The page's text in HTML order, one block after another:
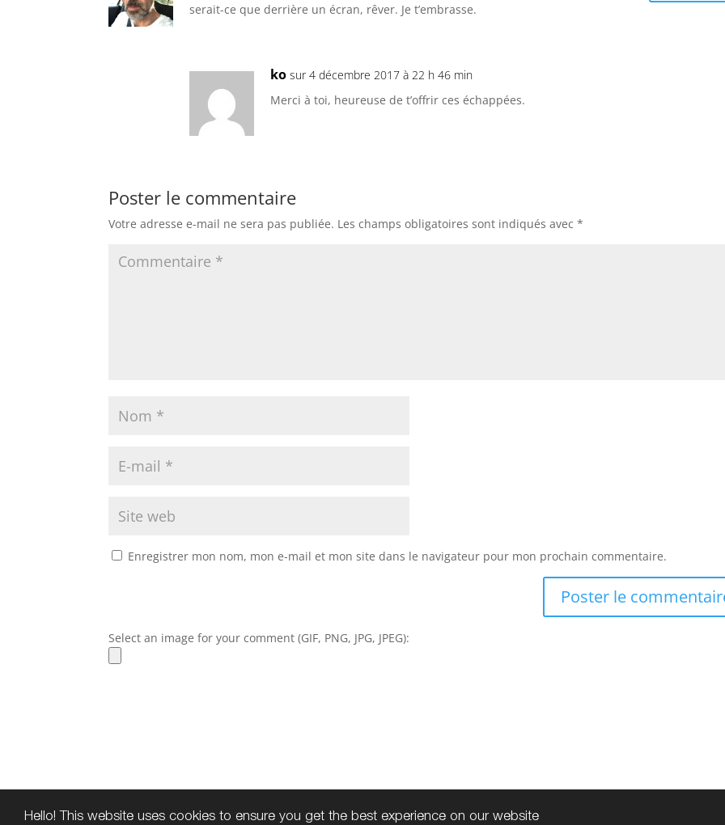
Hello! This website uses cookies to ensure you get the best experience on our website
serait-ce que derrière un écran, rêver. Je t’embrasse.
ko sur 4 décembre 2017 à 22 h 46 min
Merci à toi, heureuse de t’offrir ces échappées.
Poster le commentaire
Votre adresse e-mail ne sera pas publiée. Les champs obligatoires sont indiqués avec*
Enregistrer mon nom, mon e-mail et mon site dans le navigateur pour mon prochain commentaire.
Select an image for your comment (GIF, PNG, JPG, JPEG):
Copyright © 2016 Colette Daviles-Estinès| Tous droits réservés